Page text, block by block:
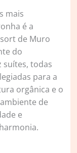
mais
é a
de Muro
do
suítes, todas
para a
orgânica e o
de
e